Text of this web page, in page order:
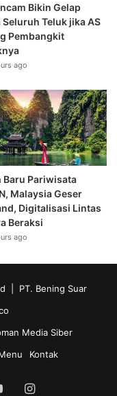
Bikin Gelap
Teluk jika AS
Pembangkit
ago
Baru Pariwisata
Malaysia Geser
Digitalisasi Lintas
Beraksi
ago
| PT. Bening Suar
Media Siber
Kontak
YouTubeInstagram